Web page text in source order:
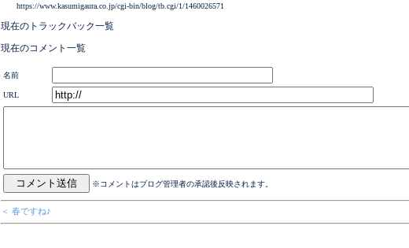
https://www.kasumigaura.co.jp/cgi-bin/blog/tb.cgi/1/1460026571
現在のトラックバック一覧
現在のコメント一覧
名前
URL
※コメントはブログ管理者の承認後反映されます。
＜ 春ですね♪